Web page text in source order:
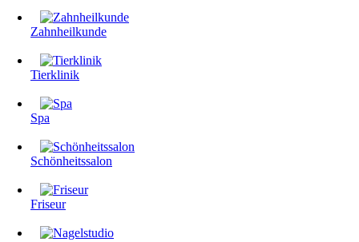
Zahnheilkunde
Tierklinik
Spa
Schönheitssalon
Friseur